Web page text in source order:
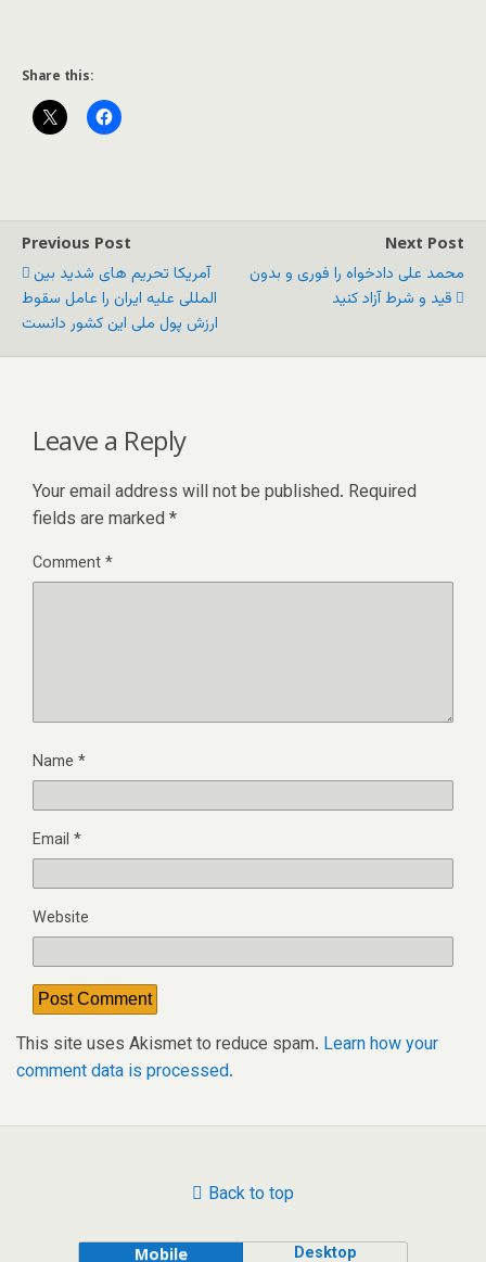
Share this:
Previous Post
آمریکا تحریم های شدید بین
المللی علیه ايران را عامل سقوط
ارزش پول ملی این کشور دانست
Next Post
محمد علی دادخواه را فوری و بدون
قید و شرط آزاد کنید
Leave a Reply
Your email address will not be published. Required
fields are marked *
Comment*
Name *
Email *
Website
This site uses Akismet to reduce spam. Learn how your
comment data is processed.
Back to top
Mobile Desktop